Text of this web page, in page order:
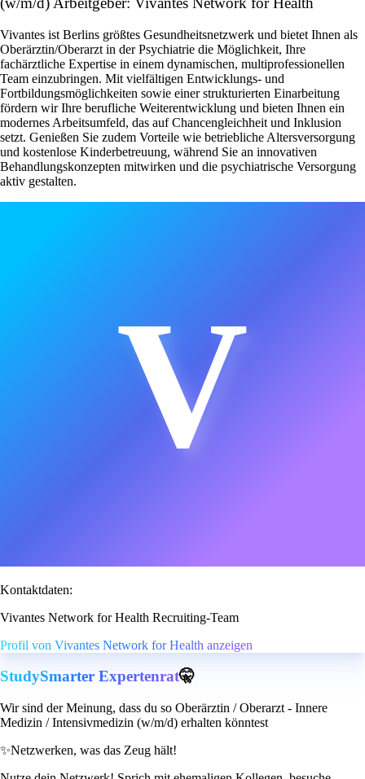
Vivantes ist Berlins größtes Gesundheitsnetzwerk und bietet Ihnen als
Oberärztin/Oberarzt in der Psychiatrie die Möglichkeit, Ihre
fachärztliche Expertise in einem dynamischen, multiprofessionellen
Team einzubringen. Mit vielfältigen Entwicklungs- und
Fortbildungsmöglichkeiten sowie einer strukturierten Einarbeitung
fördern wir Ihre berufliche Weiterentwicklung und bieten Ihnen ein
modernes Arbeitsumfeld, das auf Chancengleichheit und Inklusion
setzt. Genießen Sie zudem Vorteile wie betriebliche Altersversorgung
und kostenlose Kinderbetreuung, während Sie an innovativen
Behandlungskonzepten mitwirken und die psychiatrische Versorgung
aktiv gestalten.
V
Kontaktdaten:
Vivantes Network for Health Recruiting-Team
Profil von Vivantes Network for Health anzeigen
StudySmarter Expertenrat🤫
Wir sind der Meinung, dass du so Oberärztin / Oberarzt - Innere
Medizin / Intensivmedizin (w/m/d) erhalten könntest
✨Netzwerken, was das Zeug hält!